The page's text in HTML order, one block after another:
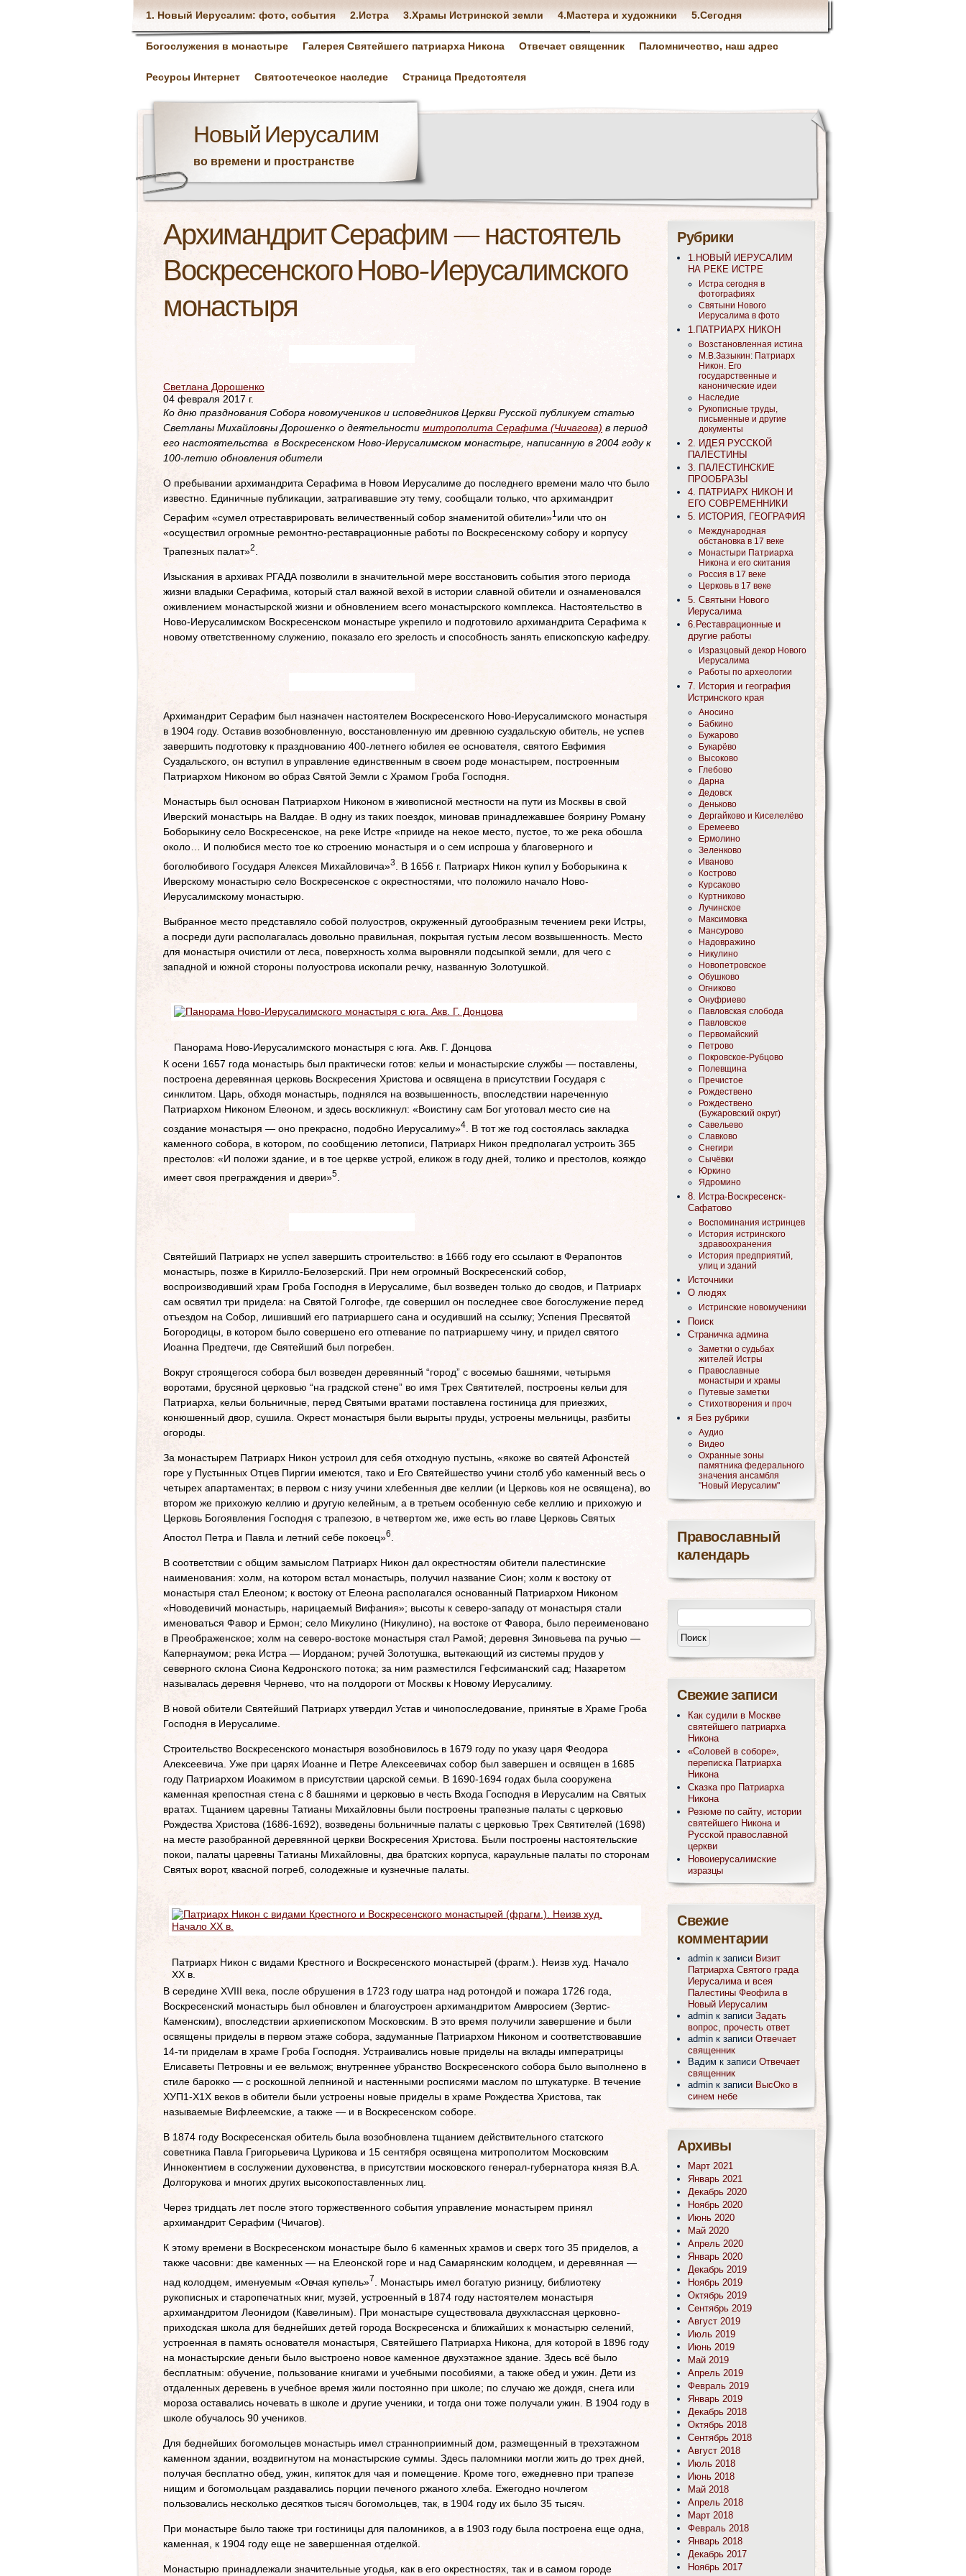
1. Новый Иерусалим: фото, события 2.Истра 3.Храмы Истринской земли 4.Мастера и художники 5.Сегодня
Богослужения в монастыре Галерея Святейшего патриарха Никона Отвечает священник Паломничество, наш адрес
Ресурсы Интернет Святоотеческое наследие Страница Предстоятеля
Новый Иерусалим
во времени и пространстве
Архимандрит Серафим — настоятель
Воскресенского Ново-Иерусалимского
монастыря
Светлана Дорошенко
04 февраля 2017 г.
Ко дню празднования Собора новомучеников и исповедников Церкви Русской публикуем статью
Светланы Михайловны Дорошенко о деятельности митрополита Серафима (Чичагова) в период
его настоятельства в Воскресенском Ново-Иерусалимском монастыре, написанную в 2004 году к
100-летию обновления обители
О пребывании архимандрита Серафима в Новом Иерусалиме до последнего времени мало что было
известно. Единичные публикации, затрагивавшие эту тему, сообщали только, что архимандрит
Серафим «сумел отреставрировать величественный собор знаменитой обители»1 или что он
«осуществил огромные ремонтно-реставрационные работы по Воскресенскому собору и корпусу
Трапезных палат»2.
Изыскания в архивах РГАДА позволили в значительной мере восстановить события этого пе­риода
жизни владыки Серафима, который стал важной вехой в истории славной обители и ознаменовался
оживлением монастырской жизни и обновлением всего монастырского комплекса. Настоятельство в
Ново-Иерусалимском Воскресенском монастыре укрепило и подготовило архимандрита Серафима к
новому ответственному служению, показало его зрелость и способность занять епископскую кафедру.
Архимандрит Серафим был назначен настоятелем Воскресенского Ново-Иерусалимского монас­тыря
в 1904 году. Оставив возобновленную, восстановленную им древнюю суздальскую обитель, не успев
завершить подготовку к празднованию 400-летнего юбилея ее основателя, святого Евфимия
Суздальского, он вступил в управление единственным в своем роде монастырем, построенным
Патриархом Никоном во образ Святой Земли с Храмом Гроба Господня.
Монастырь был основан Патриархом Никоном в живописной местности на пути из Москвы в свой
Иверский монастырь на Валдае. В одну из таких поездок, миновав принадлежавшее боярину Роману
Боборыкину село Воскресенское, на реке Истре «прииде на некое место, пустое, то же река обошла
около… И полюбися место тое ко строению монас­тыря и о сем испроша у благоверного и
боголюбивого Государя Алексея Михайловича»3
. В 1656 г. Патриарх Никон купил у Боборыкина к
Иверскому монастырю село Воскресенское с окрестностями, что положило начало Ново-
Иерусалимскому монастырю.
Выбранное место представляло собой полуостров, окруженный дугообразным течением реки Истры,
а посреди дуги располагалась довольно правильная, покрытая густым лесом возвышенность. Место
для монастыря очистили от леса, поверхность холма выровняли подсыпкой земли, для чего с
западной и южной стороны полуострова ископали речку, названную Золотушкой.
Панорама Ново-Иерусалимского монастыря с юга. Акв. Г. Донцова
К осени 1657 года монастырь был практически готов: кельи и монастырские службы — поставлены,
построена деревянная церковь Воскресения Христова и освящена в присутствии Государя с
синклитом. Царь, обходя монастырь, поднялся на возвышенность, впоследствии нареченную
Патриархом Никоном Елеоном, и здесь воскликнул: «Воистину сам Бог уготовал место сие на
создание монастыря — оно прекрасно, подобно Иерусалиму»4
. В тот же год состоялась закладка
каменного собора, в котором, по сообщению летописи, Патриарх Никон предполагал устроить 365
престолов: «И положи здание, и в тое церкве устрой, еликож в году дней, толико и престолов, кояждо
имеет своя преграждения и двери»5.
Святейший Патриарх не успел завершить строительство: в 1666 году его ссылают в Ферапонтов
монастырь, позже в Кирилло-Белозерский. При нем огромный Воскресенский собор,
воспроизводивший храм Гроба Господня в Иерусалиме, был возведен только до сводов, и Патриарх
сам освятил три придела: на Святой Голгофе, где совершил он последнее свое богослужение перед
отъездом на Собор, лишивший его патриаршего сана и осудивший на ссылку; Успения Пресвятой
Богородицы, в котором было совершено его отпевание по патриаршему чину, и придел святого
Иоанна Предтечи, где Святейший был погребен.
Вокруг строящегося собора был возведен деревянный “город” с восемью башнями, четырьмя
воротами, брусяной церковью “на градской стене” во имя Трех Святителей, построены кельи для
Патриарха, кельи больничные, перед Святыми вратами поставлена гостиница для приезжих,
конюшенный двор, сушила. Окрест монастыря были вырыты пруды, устроены мельницы, разбиты
огороды.
За монастырем Патриарх Никон устроил для себя отходную пустынь, «якоже во святей Афонстей
горе у Пустынных Отцев Пиргии имеются, тако и Его Святейшество учини столб убо каменный весь о
четырех апартаментах; в первом с низу учини хлебенныя две келлии (и Церковь коя не освящена), во
втором же прихожую келлию и другую келейным, а в третьем особенную себе келлию и прихожую и
Церковь Богоявления Господня с трапезою, в четвертом же, иже есть во главе Церковь Святых
Апостол Петра и Павла и летний себе покоец»6
В соответствии с общим замыслом Патриарх Никон дал окрестностям обители палестинские
наименования: холм, на котором встал монастырь, получил название Сион; холм к востоку от
монастыря стал Елеоном; к востоку от Елеона располагался ос­нованный Патриархом Никоном
«Новодевичий монастырь, нарицаемый Вифания»; высоты к северо-западу от монастыря стали
именоваться Фавор и Ермон; село Микулино (Никулино), на востоке от Фавора, было переименовано
в Преображенское; холм на северо-востоке монастыря стал Рамой; деревня Зиновьева па ручью —
Капернаумом; река Истра — Иорданом; ручей Золотушка, вытекающий из системы прудов у
северного склона Сиона Кедронского потока; за ним разместился Гефсиманский сад; Назаретом
называлась деревня Чернево, что на полдороги от Москвы к Ново­му Иерусалиму.
В новой обители Святейший Патриарх утвердил Устав и чинопоследование, принятые в Храме Гроба
Господня в Иерусалиме.
Строительство Воскресенского монастыря возобновилось в 1679 году по указу царя Феодора
Алексеевича. Уже при царях Иоанне и Петре Алексеевичах собор был завершен и освящен в 1685
году Патриархом Иоакимом в присутствии царской семьи. В 1690-1694 годах была сооружена
каменная крепостная стена с 8 башнями и церковью в честь Входа Господня в Иерусалим на Святых
вратах. Тщанием царевны Татианы Михайловны были построены трапезные палаты с церковью
Рождества Христова (1686-1692), возведены больничные палаты с церковью Трех Святителей (1698)
на месте разобранной деревянной церкви Воскресения Христова. Были построены настоятельские
покои, палаты царевны Татианы Михайловны, два братских корпуса, караульные палаты по сторонам
Святых ворот, квасной погреб, солодежные и кузнечные палаты.
Патриарх Никон с видами Крестного и Воскресенского монастырей (фрагм.). Неизв худ. Начало
ХХ в.
В середине XVIII века, после обрушения в 1723 году шатра над ротондой и пожара 1726 года,
Воскресенский монастырь был обновлен и благоустроен архимандритом Амвросием (Зертис-
Каменским), впоследствии архиепископом Московским. В это время получили завершение и были
освящены приделы в первом этаже собора, задуманные Патриархом Никоном и соответствовавшие
14-ти приделам в храме Гроба Господня. Устраивались новые приделы на вклады императрицы
Елисаветы Петровны и ее вельмож; внутреннее убранство Воскресенского собора было выполнено в
стиле барокко — с роскошной лепниной и настенными росписями маслом по штукатурке. В течение
ХУП1-Х1Х веков в обители были устроены новые приделы в храме Рождества Христова, так
называемые Вифлеемские, а также — и в Воскресенском соборе.
В 1874 году Воскресенская обитель была возобновлена тщанием действительного статского
советника Павла Григорьевича Цурикова и 15 сентября освящена митрополитом Московским
Иннокентием в сослужении духовенства, в присутствии московского генерал-губернатора князя В.А.
Долгорукова и многих других высокопоставленных лиц.
Через тридцать лет после этого торжественного события управление монастырем принял
архимандрит Серафим (Чичагов).
К этому времени в Воскресенском монастыре было 6 каменных храмов и сверх того 35 приделов, а
также часовни: две каменных — на Елеонской горе и над Самарянским колодцем, и деревянная —
над колодцем, именуемым «Овчая купель»7
. Монастырь имел богатую ризницу, библиотеку
рукописных и старопечатных книг, музей, устроенный в 1874 году настоятелем монастыря
архимандритом Леонидом (Кавелиным). При монастыре существовала двухклассная церковно-
приходская школа для беднейших детей города Воскресенска и ближайших к монастырю селений,
устроенная в память основателя монастыря, Святейшего Патриарха Никона, для которой в 1896 году
на монастырские деньги было выстроено новое каменное двухэтажное здание. Здесь всё было
бесплатным: обучение, пользование книгами и учебными по­собиями, а также обед и ужин. Дети из
отдаленных деревень в учебное время жили постоянно при школе; по случаю же дождя, снега или
мороза оставались ночевать в школе и другие ученики, и тогда они тоже получали ужин. В 1904 году в
школе обучалось 90 учеников.
Для беднейших богомольцев монастырь имел странноприимный дом, размещенный в трехэтаж­ном
каменном здании, воздвигнутом на монастырские суммы. Здесь паломники могли жить до трех дней,
получая бесплатно обед, ужин, кипяток для чая и помещение. Кроме того, ежедневно при трапезе
нищим и богомольцам раздавались порции печеного ржаного хлеба. Ежегодно ночлегом
пользовались несколько десятков тысяч богомольцев, так, в 1904 году их было 35 тысяч.
При монастыре было также три гостиницы для паломников, а в 1903 году была построена еще одна,
каменная, к 1904 году еще не завершенная отделкой.
Монастырю принадлежали значительные угодья, как в его окрестностях, так и в самом городе
Рубрики
1.НОВЫЙ ИЕРУСАЛИМ
НА РЕКЕ ИСТРЕ
Истра сегодня в
фотографиях
Святыни Нового
Иерусалима в фото
1.ПАТРИАРХ НИКОН
Возстановленная истина
М.В.Зазыкин: Патриарх
Никон. Его
государственные и
канонические идеи
Наследие
Рукописные труды,
письменные и другие
документы
2. ИДЕЯ РУССКОЙ
ПАЛЕСТИНЫ
3. ПАЛЕСТИНСКИЕ
ПРООБРАЗЫ
4. ПАТРИАРХ НИКОН И
ЕГО СОВРЕМЕННИКИ
5. ИСТОРИЯ, ГЕОГРАФИЯ
Международная
обстановка в 17 веке
Монастыри Патриарха
Никона и его скитания
Россия в 17 веке
Церковь в 17 веке
5. Святыни Нового
Иерусалима
6.Реставрационные и
другие работы
Изразцовый декор Нового
Иерусалима
Работы по археологии
7. История и география
Истринского края
Аносино
Бабкино
Бужарово
Букарёво
Высоково
Глебово
Дарна
Дедовск
Деньково
Дергайково и Киселелёво
Еремеево
Ермолино
Зеленково
Иваново
Кострово
Курсаково
Куртниково
Лучинское
Максимовка
Мансурово
Надовражино
Никулино
Новопетровское
Обушково
Огниково
Онуфриево
Павловская слобода
Павловское
Первомайский
Петрово
Покровское-Рубцово
Полевщина
Пречистое
Рождествено
Рождествено
(Бужаровский округ)
Савельево
Славково
Снегири
Сычёвки
Юркино
Ядромино
8. Истра-Воскресенск-
Сафатово
Воспоминания истринцев
История истринского
здравоохранения
История предприятий,
улиц и зданий
Источники
О людях
Истринские новомученики
Поиск
Страничка админа
Заметки о судьбах
жителей Истры
Православные
монастыри и храмы
Путевые заметки
Стихотворения и проч
я Без рубрики
Аудио
Видео
Охранные зоны
памятника федерального
значения ансамбля
"Новый Иерусалим"
Православный
календарь
Свежие записи
Как судили в Москве
святейшего патриарха
Никона
«Соловей в соборе»,
переписка Патриарха
Никона
Сказка про Патриарха
Никона
Резюме по сайту, истории
святейшего Никона и
Русской православной
церкви
Новоиерусалимские
изразцы
Свежие
комментарии
admin к записи Визит
Патриарха Святого града
Иерусалима и всея
Палестины Феофила в
Новый Иерусалим
admin к записи Задать
вопрос, прочесть ответ
admin к записи Отвечает
священник
Вадим к записи Отвечает
священник
admin к записи ВысОко в
синем небе
Архивы
Март 2021
Январь 2021
Декабрь 2020
Ноябрь 2020
Июнь 2020
Май 2020
Апрель 2020
Январь 2020
Декабрь 2019
Ноябрь 2019
Октябрь 2019
Сентябрь 2019
Август 2019
Июль 2019
Июнь 2019
Май 2019
Апрель 2019
Февраль 2019
Январь 2019
Декабрь 2018
Октябрь 2018
Сентябрь 2018
Август 2018
Июль 2018
Июнь 2018
Май 2018
Апрель 2018
Март 2018
Февраль 2018
Январь 2018
Декабрь 2017
Ноябрь 2017